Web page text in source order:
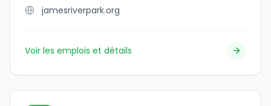
jamesriverpark.org
Voir les emplois et détails